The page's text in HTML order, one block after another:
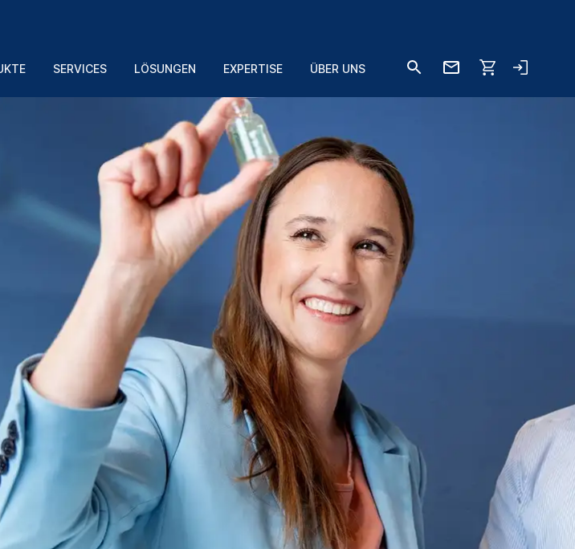
SERVICES LÖSUNGEN EXPERTISE ÜBER UNS